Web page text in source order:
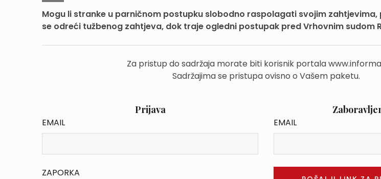
Mogu li stranke u parničnom postupku slobodno raspolagati svojim
se odreći tužbenog zahtjeva, dok traje ogledni postupak pred Vrhovnim sudom
Za pristup do sadržaja morate biti korisnik portala
Sadržajima se pristupa ovisno o Vašem paketu.
Prijava
EMAIL
ZAPORKA
EMAIL